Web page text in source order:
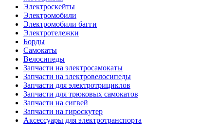
Электроскейты
Электромобили
Электромобили багги
Электротележки
Борды
Самокаты
Велосипеды
Запчасти на электросамокаты
Запчасти на электровелосипеды
Запчасти для электротрициклов
Запчасти для трюковых самокатов
Запчасти на сигвей
Запчасти на гироскутер
Аксессуары для электротранспорта